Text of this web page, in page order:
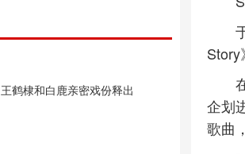
王鹤棣和白鹿亲密戏份释出
Story
企划
歌曲